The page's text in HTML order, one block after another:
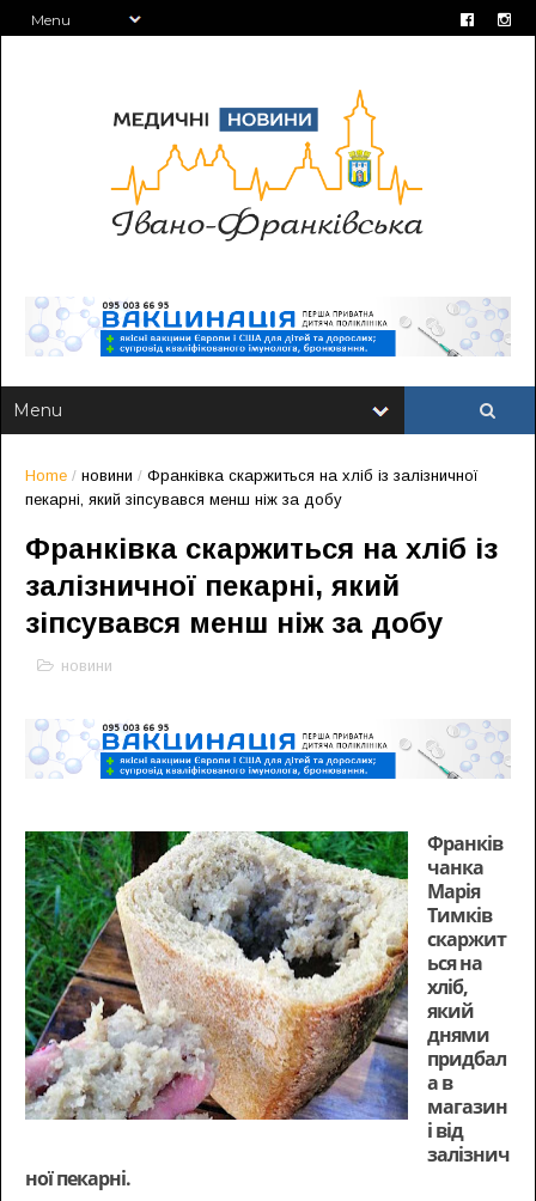
Home / новини / Франківка скаржиться на хліб із залізничної
пекарні, який зіпсувався менш ніж за добу
Франківка скаржиться на хліб із
залізничної пекарні, який
зіпсувався менш ніж за добу
новини
Франків
чанка
Марія
Тимків
скаржит
ься на
хліб,
який
днями
придбал
а в
магазин
і від
залізнич
ної пекарні.